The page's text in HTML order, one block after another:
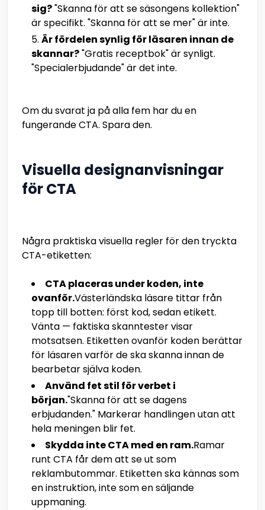
sig?"Skanna för att se säsongens kollektion"
är specifikt. "Skanna för att se mer" är inte.
Är fördelen synlig för läsaren innan de
skannar?"Gratis receptbok" är synligt.
"Specialerbjudande" är det inte.
Om du svarat ja på alla fem har du en
fungerande CTA. Spara den.
Visuella designanvisningar
för CTA
Några praktiska visuella regler för den tryckta
CTA-etiketten:
CTA placeras under koden, inte
ovanför.Västerländska läsare tittar från
topp till botten: först kod, sedan etikett.
Vänta — faktiska skanntester visar
motsatsen. Etiketten ovanför koden berättar
för läsaren varför de ska skanna innan de
bearbetar själva koden.
Använd fet stil för verbet i
början."Skanna för att se dagens
erbjudanden." Markerar handlingen utan att
hela meningen blir fet.
Skydda inte CTA med en ram.Ramar
runt CTA får dem att se ut som
reklambutommar. Etiketten ska kännas som
en instruktion, inte som en säljande
uppmaning.